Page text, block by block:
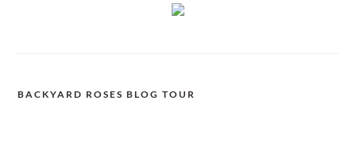
BACKYARD ROSES BLOG TOUR